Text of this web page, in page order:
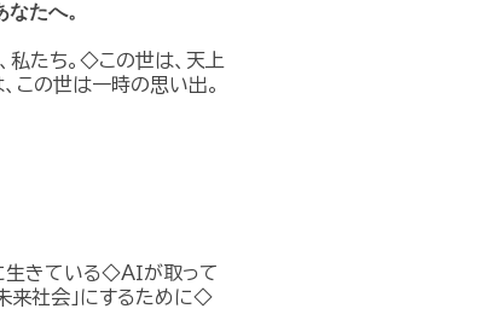
たへ。
私たち。◇この世は、天上
の世は一時の思い出。
きている◇ＡＩが取って
来社会」にするために◇